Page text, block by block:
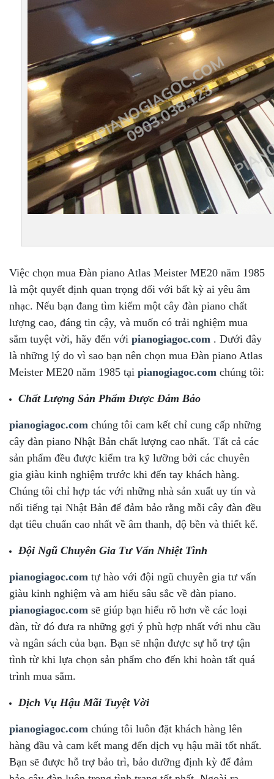
Việc chọn mua Đàn piano Atlas Meister ME20 năm 1985
là một quyết định quan trọng đối với bất kỳ ai yêu âm
nhạc. Nếu bạn đang tìm kiếm một cây đàn piano chất
lượng cao, đáng tin cậy, và muốn có trải nghiệm mua
sắm tuyệt vời, hãy đến với pianogiagoc.com . Dưới đây
là những lý do vì sao bạn nên chọn mua Đàn piano Atlas
Meister ME20 năm 1985 tại pianogiagoc.com chúng tôi:
Chất Lượng Sản Phẩm Được Đảm Bảo
pianogiagoc.com chúng tôi cam kết chỉ cung cấp những
cây đàn piano Nhật Bản chất lượng cao nhất. Tất cả các
sản phẩm đều được kiểm tra kỹ lưỡng bởi các chuyên
gia giàu kinh nghiệm trước khi đến tay khách hàng.
Chúng tôi chỉ hợp tác với những nhà sản xuất uy tín và
nổi tiếng tại Nhật Bản để đảm bảo rằng mỗi cây đàn đều
đạt tiêu chuẩn cao nhất về âm thanh, độ bền và thiết kế.
Đội Ngũ Chuyên Gia Tư Vấn Nhiệt Tình
pianogiagoc.com tự hào với đội ngũ chuyên gia tư vấn
giàu kinh nghiệm và am hiểu sâu sắc về đàn piano.
pianogiagoc.com sẽ giúp bạn hiểu rõ hơn về các loại
đàn, từ đó đưa ra những gợi ý phù hợp nhất với nhu cầu
và ngân sách của bạn. Bạn sẽ nhận được sự hỗ trợ tận
tình từ khi lựa chọn sản phẩm cho đến khi hoàn tất quá
trình mua sắm.
Dịch Vụ Hậu Mãi Tuyệt Vời
pianogiagoc.com chúng tôi luôn đặt khách hàng lên
hàng đầu và cam kết mang đến dịch vụ hậu mãi tốt nhất.
Bạn sẽ được hỗ trợ bảo trì, bảo dưỡng định kỳ để đảm